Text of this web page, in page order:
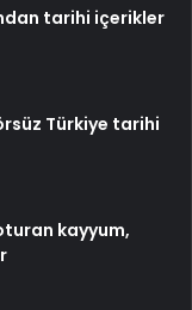
tarihi içerikler
Türkiye tarihi
kayyum,